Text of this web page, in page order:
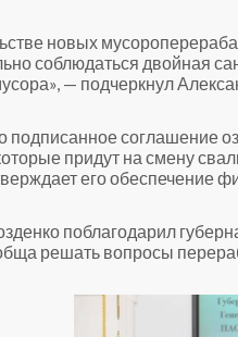
новых
соблюдаться двойная
— подчеркнул
подписанное соглашение
придут на смену
его обеспечение
поблагодарил
решать вопросы